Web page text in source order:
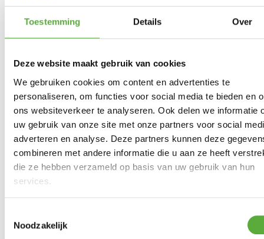
Toestemming Details Over
Deze website maakt gebruik van cookies
We gebruiken cookies om content en advertenties te
personaliseren, om functies voor social media te bieden en
ons websiteverkeer te analyseren. Ook delen we informatie
uw gebruik van onze site met onze partners voor social
adverteren en analyse. Deze partners kunnen deze
combineren met andere informatie die u aan ze heeft
die ze hebben verzameld op basis van uw gebruik van hun
services.
Noodzakelijk
Gratis verzending vanaf €250,-*
Achteraf betalen mogelijk
Kopersbescherming met Trusted Shops
CategorieënActie campingartikelen,
Kampeermeubelen
Merk:Crespo
Productkleur Zwart